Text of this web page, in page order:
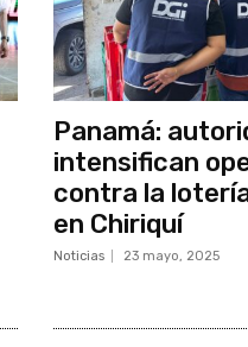
Panamá:
intensifican
contra la
en Chiriquí
Noticias 23 mayo, 2025